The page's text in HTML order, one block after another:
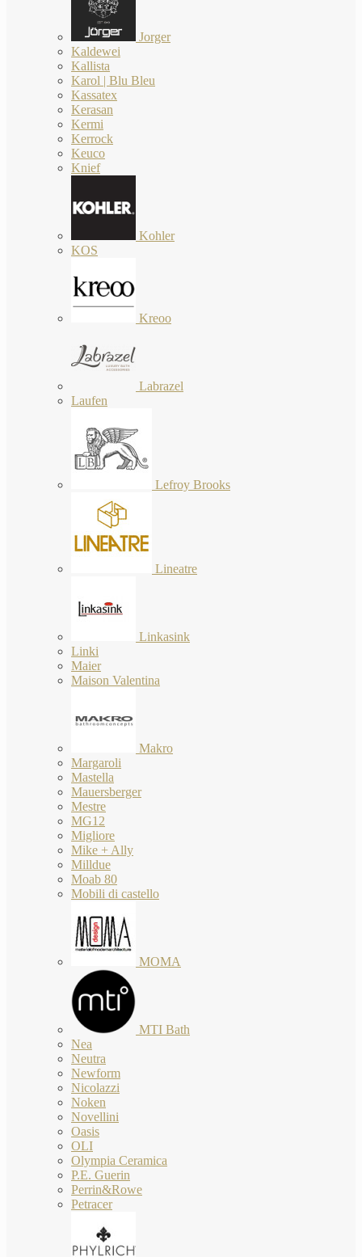
Jorger
Kaldewei
Kallista
Karol | Blu Bleu
Kassatex
Kerasan
Kermi
Kerrock
Keuco
Knief
Kohler
KOS
Kreoo
Labrazel
Laufen
Lefroy Brooks
Lineatre
Linkasink
Linki
Maier
Maison Valentina
Makro
Margaroli
Mastella
Mauersberger
Mestre
MG12
Migliore
Mike + Ally
Milldue
Moab 80
Mobili di castello
MOMA
MTI Bath
Nea
Neutra
Newform
Nicolazzi
Noken
Novellini
Oasis
OLI
Olympia Ceramica
P.E. Guerin
Perrin&Rowe
Petracer